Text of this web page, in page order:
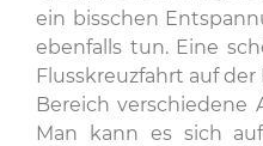
ein bisschen
ebenfalls tun. Eine
Flusskreuzfahrt auf der
Bereich verschiedene
Man kann es sich